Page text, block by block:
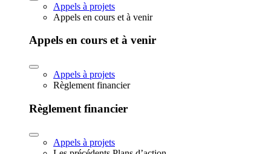
Appels à projets
Appels en cours et à venir
Appels en cours et à venir
Appels à projets
Règlement financier
Règlement financier
Appels à projets